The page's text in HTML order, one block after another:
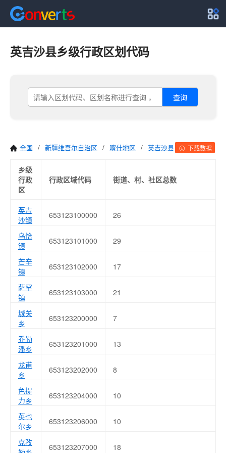
英吉沙县乡级行政区划代码
查询
全国 / 新疆维吾尔自治区 / 喀什地区 / 英吉沙县 下载数据
乡级
行政
区
行政区域代码 街道、村、社区总数
英吉
沙镇
653123100000 26
乌恰
镇
653123101000 29
芒辛
镇
653123102000 17
萨罕
镇
653123103000 21
城关
乡
653123200000 7
乔勒
潘乡
653123201000 13
龙甫
乡
653123202000 8
色提
力乡
653123204000 10
英也
尔乡
653123206000 10
克孜
653123207000 18